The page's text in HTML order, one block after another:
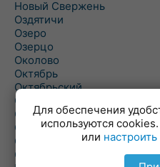
Новый Свержень
Оздятичи
Озеро
Озерцо
Околово
Октябрь
Октябрьский
Олехновичи
Омговичи
Оношки
Осовец
Острошицкий Городок
Для обеспечения
используются
или настроить